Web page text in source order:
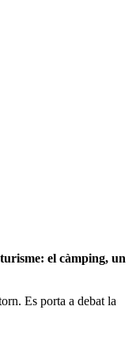
el càmping, un
Es porta a debat la